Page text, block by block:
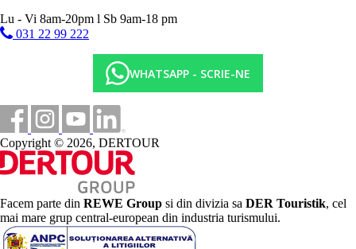
Lu - Vi 8am-20pm l Sb 9am-18 pm
031 22 99 222
WHATSAPP - SCRIE-NE
Copyright © 2026, DERTOUR
Facem parte din REWE Group si din divizia sa DER Touristik, cel
mai mare grup central-european din industria turismului.